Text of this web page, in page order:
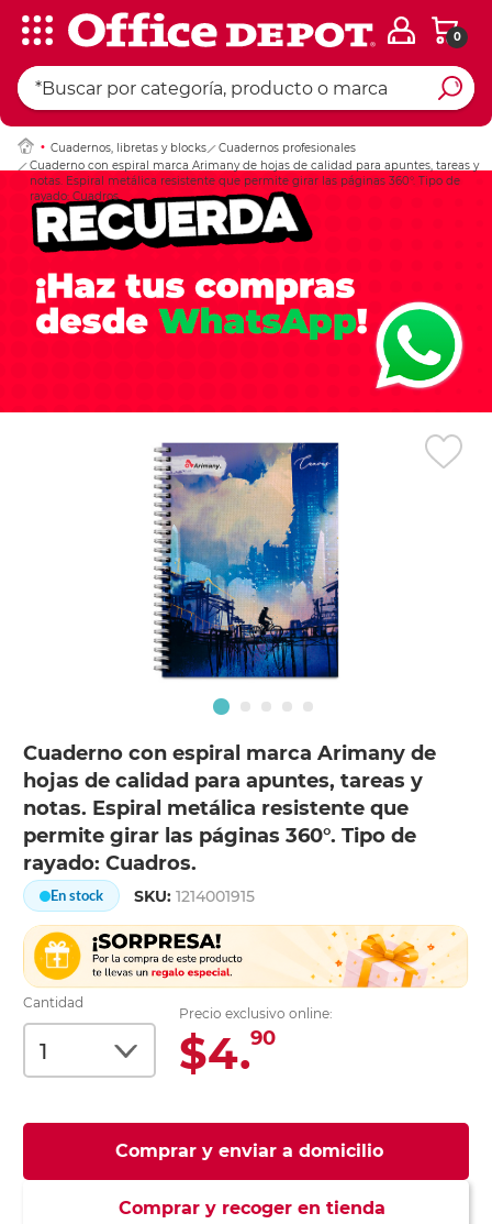
0
Cuadernos, libretas y blocks
Cuadernos profesionales
Cuaderno con espiral marca Arimany de hojas de calidad para apuntes, tareas y
notas. Espiral metálica resistente que permite girar las páginas 360°. Tipo de
rayado: Cuadros.
Cuaderno con espiral marca Arimany de
hojas de calidad para apuntes, tareas y
notas. Espiral metálica resistente que
permite girar las páginas 360°. Tipo de
rayado: Cuadros.
En stock SKU:1214001915
Cantidad
Precio exclusivo online:
$4.90
Comprar y enviar a domicilio
Comprar y recoger en tienda
Ingresar Codigo